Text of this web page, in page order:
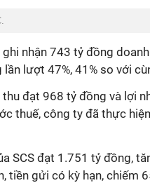
ghi nhận 743 tỷ đồng
lượt 47%, 41% so với
thu đạt 968 tỷ đồng và lợi
thuế, công ty đã thực
SCS đạt 1.751 tỷ đồng,
tiền gửi có kỳ hạn, chiếm